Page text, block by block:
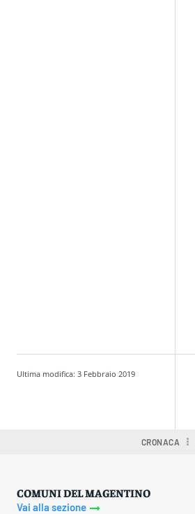
Ultima modifica: 3 Febbraio 2019
CRONACA
COMUNI DEL MAGENTINO
Vai alla sezione